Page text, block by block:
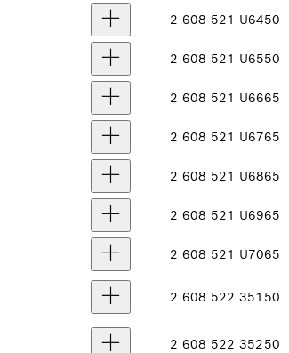
2 608 521 U6450
2 608 521 U6550
2 608 521 U6665
2 608 521 U6765
2 608 521 U6865
2 608 521 U6965
2 608 521 U7065
2 608 522 351 50
2 608 522 35250